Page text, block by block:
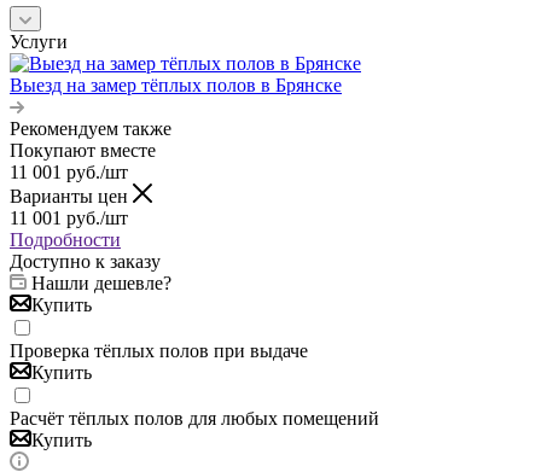
Услуги
Выезд на замер тёплых полов в Брянске
Рекомендуем также
Покупают вместе
11 001 руб./шт
Варианты цен
11 001 руб./шт
Подробности
Доступно к заказу
Нашли дешевле?
Купить
Проверка тёплых полов при выдаче
Купить
Расчёт тёплых полов для любых помещений
Купить